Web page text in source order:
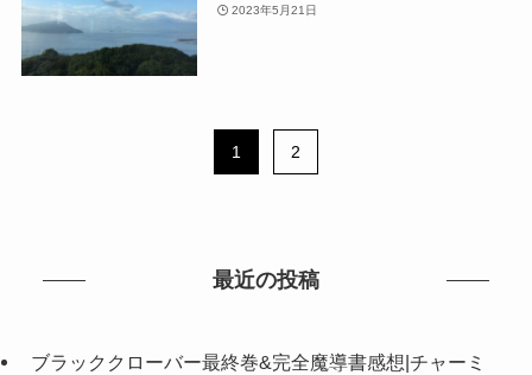
2023年5月21日
1 2
最近の投稿
ブラッククローバー最終巻&完全魔導書感想|チャーミ